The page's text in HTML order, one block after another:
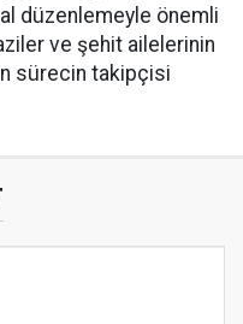
düzenlemeyle önemli
ve şehit ailelerinin
sürecin takipçisi